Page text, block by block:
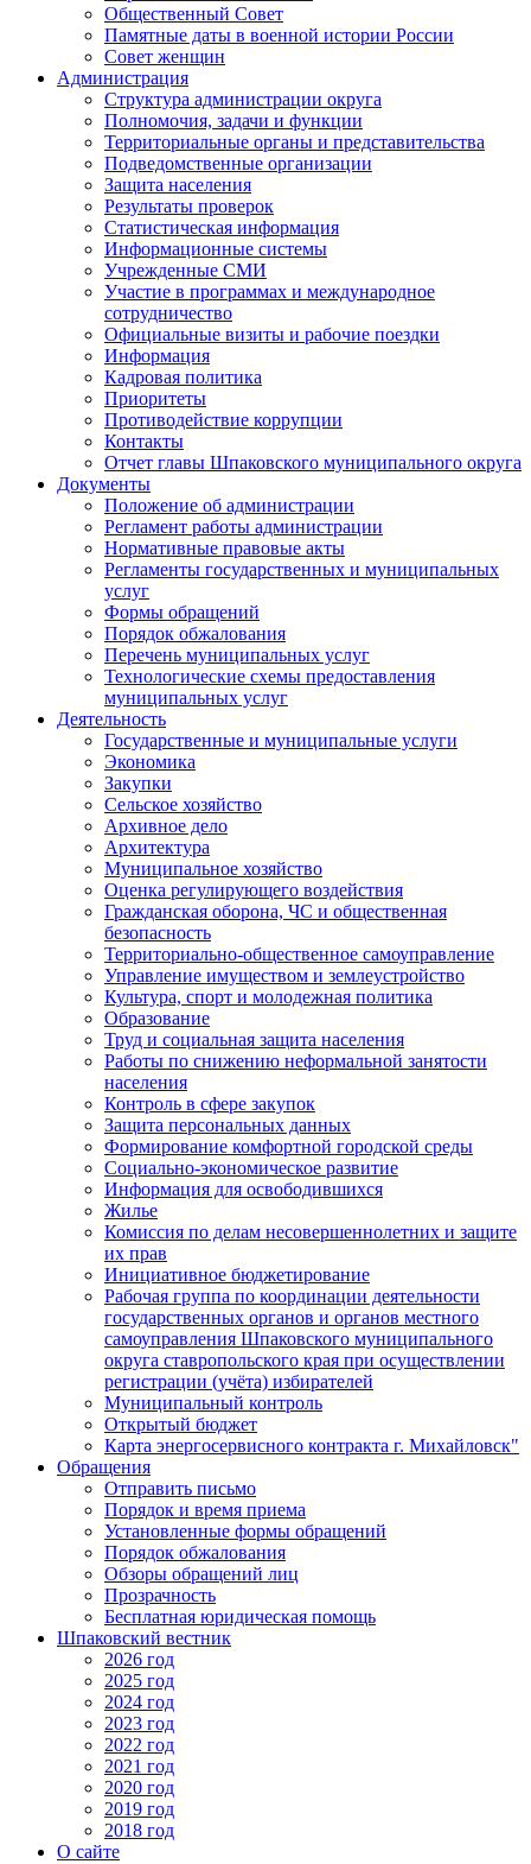
Общественный Совет
Памятные даты в военной истории России
Совет женщин
Администрация
Структура администрации округа
Полномочия, задачи и функции
Территориальные органы и представительства
Подведомственные организации
Защита населения
Результаты проверок
Статистическая информация
Информационные системы
Учрежденные СМИ
Участие в программах и международное
сотрудничество
Официальные визиты и рабочие поездки
Информация
Кадровая политика
Приоритеты
Противодействие коррупции
Контакты
Отчет главы Шпаковского муниципального округа
Документы
Положение об администрации
Регламент работы администрации
Нормативные правовые акты
Регламенты государственных и муниципальных
услуг
Формы обращений
Порядок обжалования
Перечень муниципальных услуг
Технологические схемы предоставления
муниципальных услуг
Деятельность
Государственные и муниципальные услуги
Экономика
Закупки
Сельское хозяйство
Архивное дело
Архитектура
Муниципальное хозяйство
Оценка регулирующего воздействия
Гражданская оборона, ЧС и общественная
безопасность
Территориально-общественное самоуправление
Управление имуществом и землеустройство
Культура, спорт и молодежная политика
Образование
Труд и социальная защита населения
Работы по снижению неформальной занятости
населения
Контроль в сфере закупок
Защита персональных данных
Формирование комфортной городской среды
Социально-экономическое развитие
Информация для освободившихся
Жилье
Комиссия по делам несовершеннолетних и защите
их прав
Инициативное бюджетирование
Рабочая группа по координации деятельности
государственных органов и органов местного
самоуправления Шпаковского муниципального
округа ставропольского края при осуществлении
регистрации (учёта) избирателей
Муниципальный контроль
Открытый бюджет
Карта энергосервисного контракта г. Михайловск"
Обращения
Отправить письмо
Порядок и время приема
Установленные формы обращений
Порядок обжалования
Обзоры обращений лиц
Прозрачность
Бесплатная юридическая помощь
Шпаковский вестник
2026 год
2025 год
2024 год
2023 год
2022 год
2021 год
2020 год
2019 год
2018 год
О сайте